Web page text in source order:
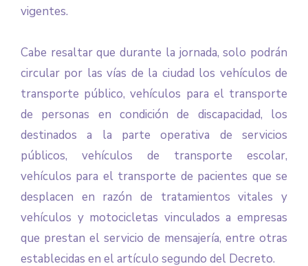
vigentes.
Cabe resaltar que durante la jornada, solo podrán
circular por las vías de la ciudad los vehículos de
transporte público, vehículos para el transporte
de personas en condición de discapacidad, los
destinados a la parte operativa de servicios
públicos, vehículos de transporte escolar,
vehículos para el transporte de pacientes que se
desplacen en razón de tratamientos vitales y
vehículos y motocicletas vinculados a empresas
que prestan el servicio de mensajería, entre otras
establecidas en el artículo segundo del Decreto.